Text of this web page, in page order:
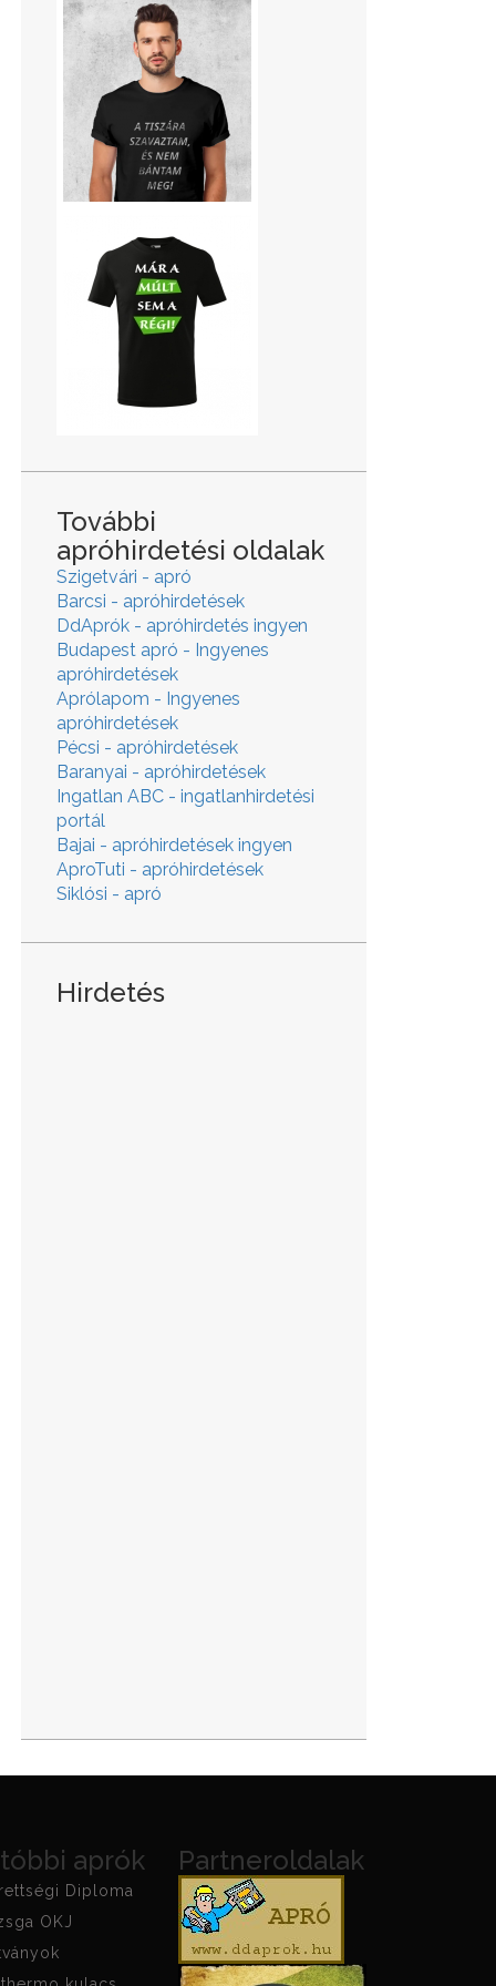
További
apróhirdetési oldalak
Szigetvári - apró
Barcsi - apróhirdetések
DdAprók - apróhirdetés ingyen
Budapest apró - Ingyenes
apróhirdetések
Aprólapom - Ingyenes
apróhirdetések
Pécsi - apróhirdetések
Baranyai - apróhirdetések
Ingatlan ABC - ingatlanhirdetési
portál
Bajai - apróhirdetések ingyen
AproTuti - apróhirdetések
Siklósi - apró
Hirdetés
aprók
Diploma
OKJ
Partneroldalak